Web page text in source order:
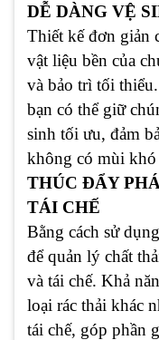
DỄ DÀNG VỆ
Thiết kế đơn giản
vật liệu bền của
và bảo trì tối
bạn có thể giữ
sinh tối ưu, đảm
không có mùi
THÚC ĐẨY
TÁI CHẾ
Bằng cách sử dụng
để quản lý chất
và tái chế. Khả
loại rác thải khác
tái chế, góp phần